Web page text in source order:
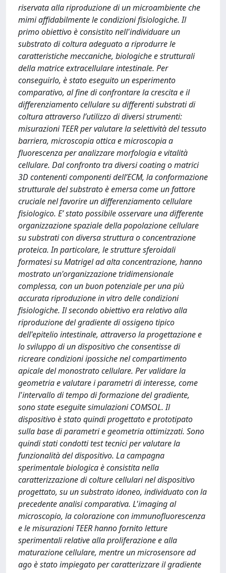
riservata alla riproduzione di un microambiente che
mimi affidabilmente le condizioni fisiologiche. Il
primo obiettivo è consistito nell'individuare un
substrato di coltura adeguato a riprodurre le
caratteristiche meccaniche, biologiche e strutturali
della matrice extracellulare intestinale. Per
conseguirlo, è stato eseguito un esperimento
comparativo, al fine di confrontare la crescita e il
differenziamento cellulare su differenti substrati di
coltura attraverso l’utilizzo di diversi strumenti:
misurazioni TEER per valutare la selettività del tessuto
barriera, microscopia ottica e microscopia a
fluorescenza per analizzare morfologia e vitalità
cellulare. Dal confronto tra diversi coating o matrici
3D contenenti componenti dell’ECM, la conformazione
strutturale del substrato è emersa come un fattore
cruciale nel favorire un differenziamento cellulare
fisiologico. E’ stato possibile osservare una differente
organizzazione spaziale della popolazione cellulare
su substrati con diversa struttura o concentrazione
proteica. In particolare, le strutture sferoidali
formatesi su Matrigel ad alta concentrazione, hanno
mostrato un'organizzazione tridimensionale
complessa, con un buon potenziale per una più
accurata riproduzione in vitro delle condizioni
fisiologiche. Il secondo obiettivo era relativo alla
riproduzione del gradiente di ossigeno tipico
dell'epitelio intestinale, attraverso la progettazione e
lo sviluppo di un dispositivo che consentisse di
ricreare condizioni ipossiche nel compartimento
apicale del monostrato cellulare. Per validare la
geometria e valutare i parametri di interesse, come
l'intervallo di tempo di formazione del gradiente,
sono state eseguite simulazioni COMSOL. Il
dispositivo è stato quindi progettato e prototipato
sulla base di parametri e geometria ottimizzati. Sono
quindi stati condotti test tecnici per valutare la
funzionalità del dispositivo. La campagna
sperimentale biologica è consistita nella
caratterizzazione di colture cellulari nel dispositivo
progettato, su un substrato idoneo, individuato con la
precedente analisi comparativa. L'imaging al
microscopio, la colorazione con immunofluorescenza
e le misurazioni TEER hanno fornito letture
sperimentali relative alla proliferazione e alla
maturazione cellulare, mentre un microsensore ad
ago è stato impiegato per caratterizzare il gradiente